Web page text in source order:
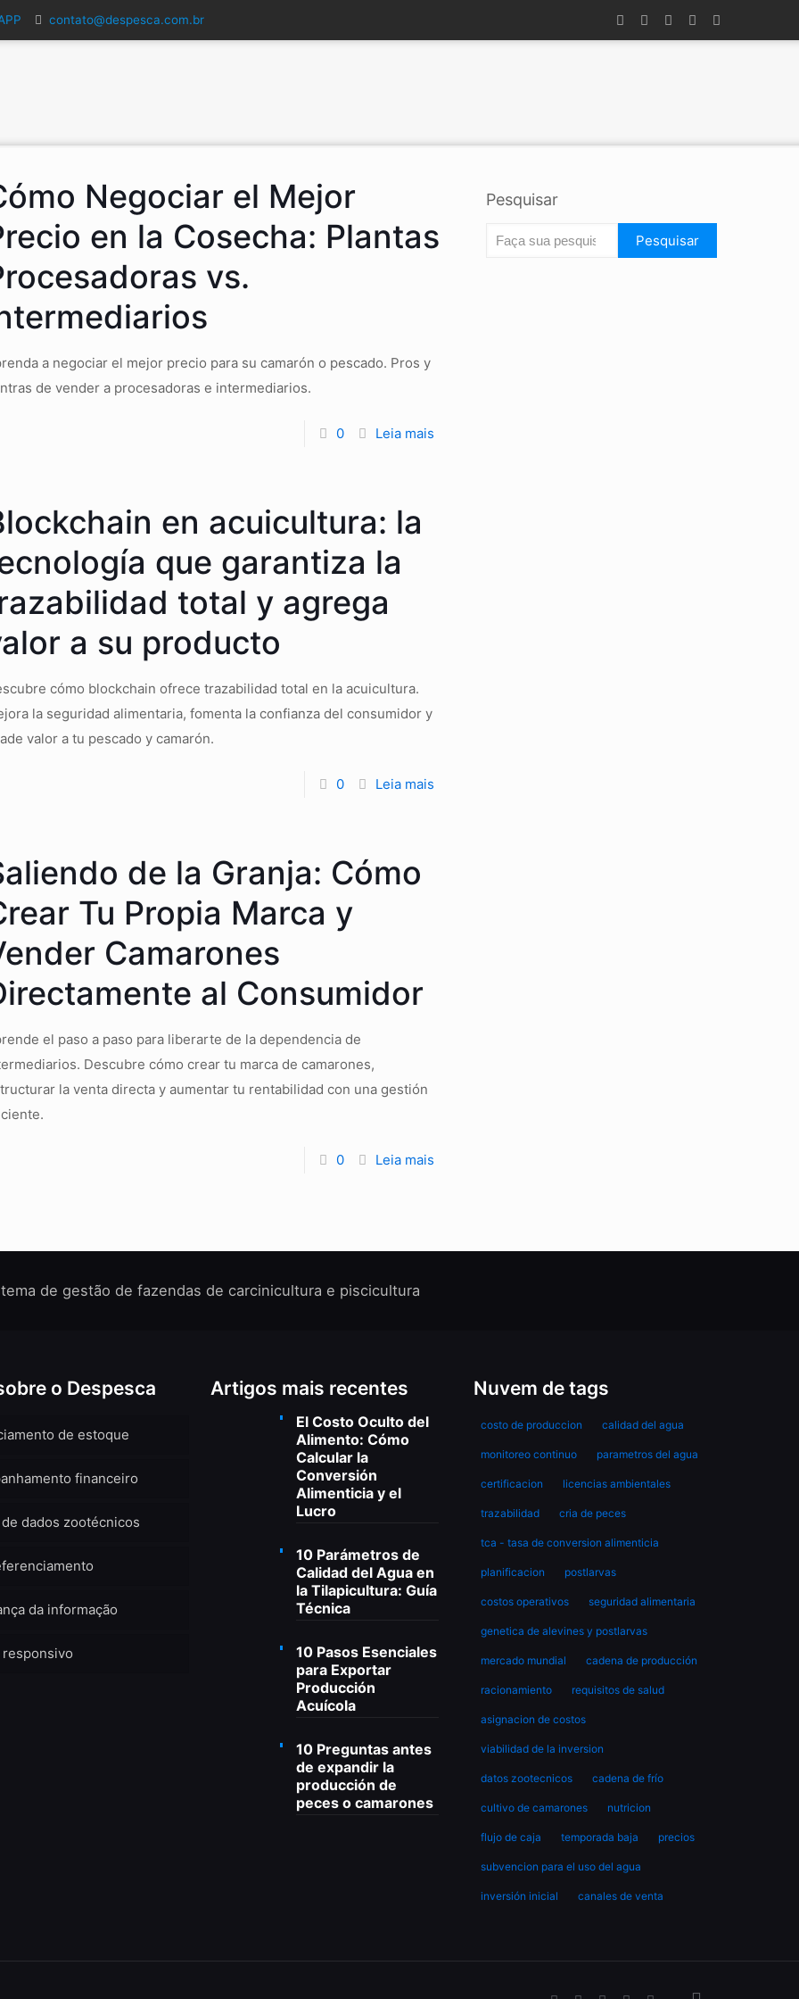
contato@despesca.com.br
Negociar el Mejor
en la Cosecha: Plantas
vs.
a negociar el mejor precio para su camarón o pescado. Pros y
de vender a procesadoras e intermediarios.
0 Leia mais
en acuicultura: la
que garantiza la
total y agrega
a su producto
cómo blockchain ofrece trazabilidad total en la acuicultura.
la seguridad alimentaria, fomenta la confianza del consumidor y
valor a tu pescado y camarón.
0 Leia mais
de la Granja: Cómo
Tu Propia Marca y
Camarones
al Consumidor
el paso a paso para liberarte de la dependencia de
Descubre cómo crear tu marca de camarones,
la venta directa y aumentar tu rentabilidad con una gestión
0 Leia mais
Pesquisar
Pesquisar
de gestão de fazendas de carcinicultura e piscicultura
o Despesca
de estoque
financeiro
dados zootécnicos
da informação
responsivo
Artigos mais recentes
El Costo Oculto del
Alimento: Cómo
Calcular la
Conversión
Alimenticia y el
Lucro
10 Parámetros de
Calidad del Agua en
la Tilapicultura: Guía
Técnica
10 Pasos Esenciales
para Exportar
Producción
Acuícola
10 Preguntas antes
de expandir la
producción de
peces o camarones
Nuvem de tags
costo de produccion calidad del agua
monitoreo continuo parametros del agua
certificacion licencias ambientales
trazabilidad cria de peces
tca - tasa de conversion alimenticia
planificacion postlarvas
costos operativos seguridad alimentaria
genetica de alevines y postlarvas
mercado mundial cadena de producción
racionamiento requisitos de salud
asignacion de costos
viabilidad de la inversion
datos zootecnicos cadena de frío
cultivo de camarones nutricion
flujo de caja temporada baja precios
subvencion para el uso del agua
inversión inicial canales de venta